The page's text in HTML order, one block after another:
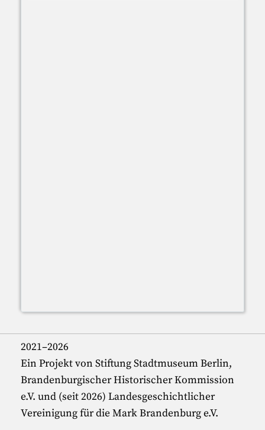
2021–2026
Ein Projekt von Stiftung Stadtmuseum Berlin,
Brandenburgischer Historischer Kommission
e.V. und (seit 2026) Landesgeschichtlicher
Vereinigung für die Mark Brandenburg e.V.